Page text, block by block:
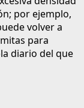
por ejemplo,
volver a
para
diario del que